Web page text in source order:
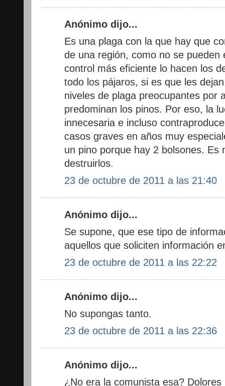
Anónimo dijo...
Es una plaga con la que hay que
de una región, como no se pueden
control más eficiente lo hacen los
todo los pájaros, si es que les
niveles de plaga preocupantes por
predominan los pinos. Por eso, la
innecesaria e incluso
casos graves en años muy
un pino porque hay 2 bolsones. Es
destruirlos.
23 de octubre de 2011 a las 21:40
Anónimo dijo...
Se supone, que ese tipo de
aquellos que soliciten información
23 de octubre de 2011 a las 22:22
Anónimo dijo...
No supongas tanto.
23 de octubre de 2011 a las 22:36
Anónimo dijo...
¿No era la comunista esa?